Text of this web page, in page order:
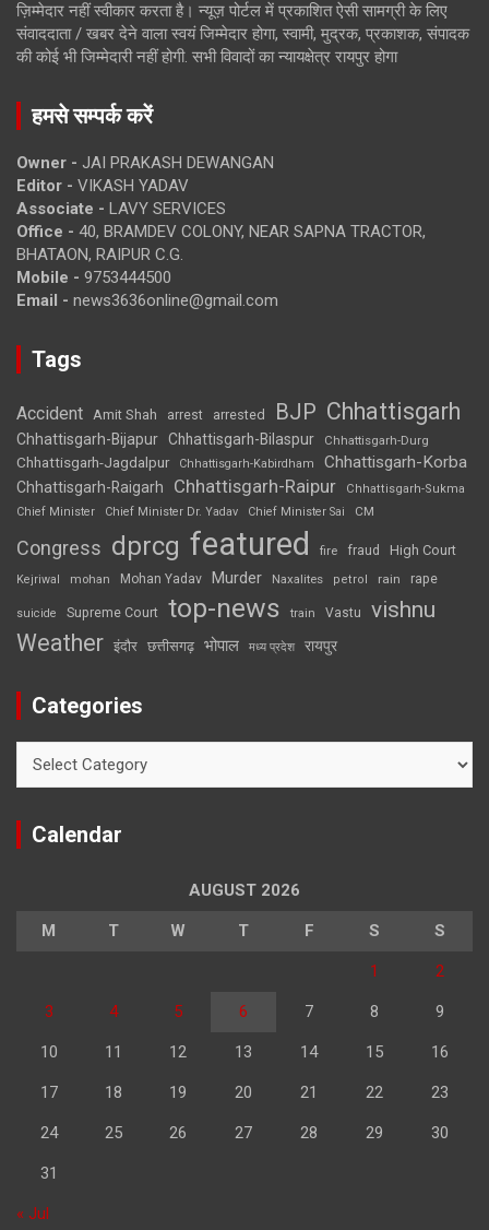
ज़िम्मेदार नहीं स्वीकार करता है। न्यूज़ पोर्टल में प्रकाशित ऐसी सामग्री के लिए
संवाददाता / खबर देने वाला स्वयं जिम्मेदार होगा, स्वामी, मुद्रक, प्रकाशक, संपादक
की कोई भी जिम्मेदारी नहीं होगी. सभी विवादों का न्यायक्षेत्र रायपुर होगा
हमसे सम्पर्क करें
Owner - JAI PRAKASH DEWANGAN
Editor - VIKASH YADAV
Associate - LAVY SERVICES
Office - 40, BRAMDEV COLONY, NEAR SAPNA TRACTOR,
BHATAON, RAIPUR C.G.
Mobile - 9753444500
Email - news3636online@gmail.com
Tags
Accident Amit Shah arrest arrested BJP Chhattisgarh
Chhattisgarh-Bijapur Chhattisgarh-Bilaspur Chhattisgarh-Durg
Chhattisgarh-Jagdalpur Chhattisgarh-Kabirdham Chhattisgarh-Korba
Chhattisgarh-Raigarh Chhattisgarh-Raipur
Chhattisgarh-Sukma
Chief Minister
Chief Minister Dr. Yadav Chief Minister Sai CM
Congress dprcg featured fire fraud High Court
Kejriwal mohan Mohan Yadav Murder Naxalites petrol rain rape
suicide Supreme Court top-news train Vastu vishnu
Weather इंदौर छत्तीसगढ़ भोपाल मध्य प्रदेश रायपुर
Categories
Calendar
AUGUST 2026
M T W T F S S
1 2
3 4 5 6 7 8 9
10 11 12 13 14 15 16
17 18 19 20 21 22 23
24 25 26 27 28 29 30
31
« Jul